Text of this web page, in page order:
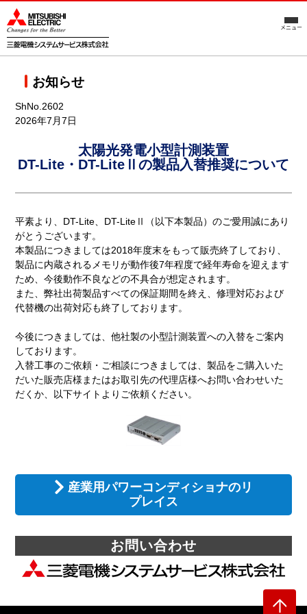
メニュー
お知らせ
ShNo.2602
2026年7月7日
太陽光発電小型計測装置
DT-Lite・DT-LiteⅡの製品入替推奨について
平素より、DT-Lite、DT-LiteⅡ（以下本製品）のご愛用誠にあり
がとうございます。
本製品につきましては2018年度末をもって販売終了しており、
製品に内蔵されるメモリが動作後7年程度で経年寿命を迎えます
ため、今後動作不良などの不具合が想定されます。
また、弊社出荷製品すべての保証期間を終え、修理対応および
代替機の出荷対応も終了しております。
今後につきましては、他社製の小型計測装置への入替をご案内
しております。
入替工事のご依頼・ご相談につきましては、製品をご購入いた
だいた販売店様またはお取引先の代理店様へお問い合わせいた
だくか、以下サイトよりご依頼ください。
産業用パワーコンディショナのリ
プレイス
お問い合わせ